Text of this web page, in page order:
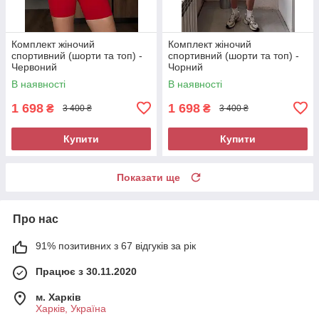
Комплект жіночий
спортивний (шорти та топ) -
Червоний
В наявності
1 698 ₴ 3 400 ₴
Купити
Комплект жіночий
спортивний (шорти та топ) -
Чорний
В наявності
1 698 ₴ 3 400 ₴
Купити
Показати ще
Про нас
91% позитивних з 67 відгуків за рік
Працює з 30.11.2020
м. Харків
Харків, Україна